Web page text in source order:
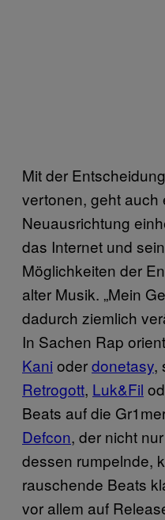
Mit der
vertonen, geht auch
Neuausrichtung
das Internet und
Möglichkeiten der
alter Musik. „Mein
dadurch ziemlich
In Sachen Rap
Kani oderdonetasy,
Retrogott, Luk&Fil
Beats auf die
Defcon, der nicht
dessen rumpelnde,
rauschende Beats
vor allem auf